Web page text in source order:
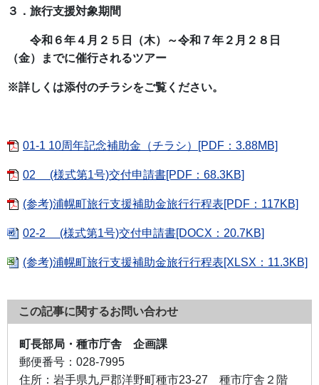
３．旅行支援対象期間
令和６年４月２５日（木）～令和７年２月２８日
（金）までに催行されるツアー
※詳しくは添付のチラシをご覧ください。
01-1 10周年記念補助金（チラシ）[PDF：3.88MB]
02 (様式第1号)交付申請書[PDF：68.3KB]
(参考)浦幌町旅行支援補助金旅行行程表[PDF：117KB]
02-2 (様式第1号)交付申請書[DOCX：20.7KB]
(参考)浦幌町旅行支援補助金旅行行程表[XLSX：11.3KB]
この記事に関するお問い合わせ
町長部局・種市庁舎 企画課
郵便番号： 028-7995
住所： 岩手県九戸郡洋野町種市23-27 種市庁舎２階